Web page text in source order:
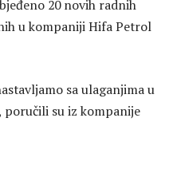
20 novih radnih
u kompaniji Hifa Petrol
sa ulaganjima u
poručili su iz kompanije